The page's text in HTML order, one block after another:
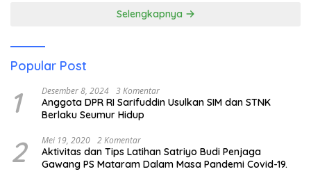
Selengkapnya
Popular Post
1 Desember 8, 2024 3 Komentar
Anggota DPR RI Sarifuddin Usulkan SIM dan STNK
Berlaku Seumur Hidup
2 Mei 19, 2020 2 Komentar
Aktivitas dan Tips Latihan Satriyo Budi Penjaga
Gawang PS Mataram Dalam Masa Pandemi Covid-19.